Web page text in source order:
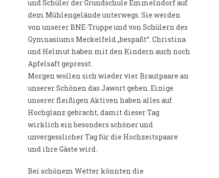
und Schüler der Grundschule Emmelndorf auf
dem Mühlengelände unterwegs. Sie werden
von unserer BNE-Truppe und von Schülern des
Gymnasiums Meckelfeld „bespaßt“. Christina
und Helmut haben mit den Kindern auch noch
Apfelsaft gepresst.
Morgen wollen sich wieder vier Brautpaare an
unserer Schönen das Jawort geben. Einige
unserer fleißigen Aktiven haben alles auf
Hochglanz gebracht, damit dieser Tag
wirklich ein besonders schöner und
unvergesslicher Tag für die Hochzeitspaare
und ihre Gäste wird.
Bei schönem Wetter könnten die